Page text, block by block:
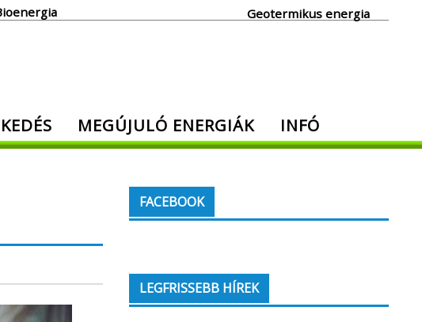
Geotermikus energia
MEGÚJULÓ ENERGIÁK INFÓ
FACEBOOK
LEGFRISSEBB HÍREK